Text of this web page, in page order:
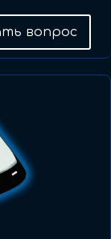
вопрос